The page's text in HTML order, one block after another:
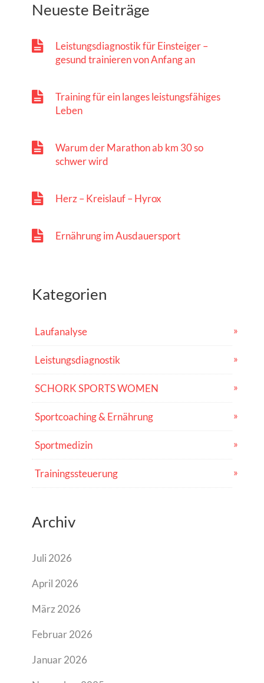
Neueste Beiträge
Leistungsdiagnostik für Einsteiger –
gesund trainieren von Anfang an
Training für ein langes leistungsfähiges
Leben
Warum der Marathon ab km 30 so
schwer wird
Herz – Kreislauf – Hyrox
Ernährung im Ausdauersport
Kategorien
Laufanalyse
Leistungsdiagnostik
SCHORK SPORTS WOMEN
Sportcoaching & Ernährung
Sportmedizin
Trainingssteuerung
Archiv
Juli 2026
April 2026
März 2026
Februar 2026
Januar 2026